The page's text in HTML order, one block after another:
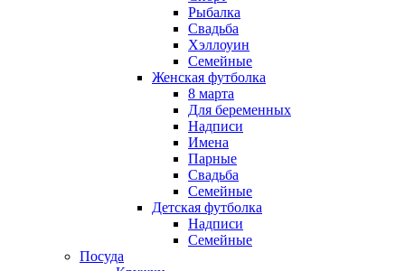
Рыбалка
Свадьба
Хэллоуин
Семейные
Женская футболка
8 марта
Для беременных
Надписи
Имена
Парные
Свадьба
Семейные
Детская футболка
Надписи
Семейные
Посуда